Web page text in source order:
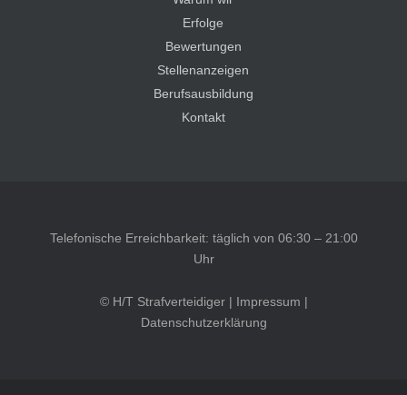
Erfolge
Bewertungen
Stellenanzeigen
Berufsausbildung
Kontakt
Telefonische Erreichbarkeit: täglich von 06:30 – 21:00
Uhr
© H/T Strafverteidiger | Impressum |
Datenschutzerklärung